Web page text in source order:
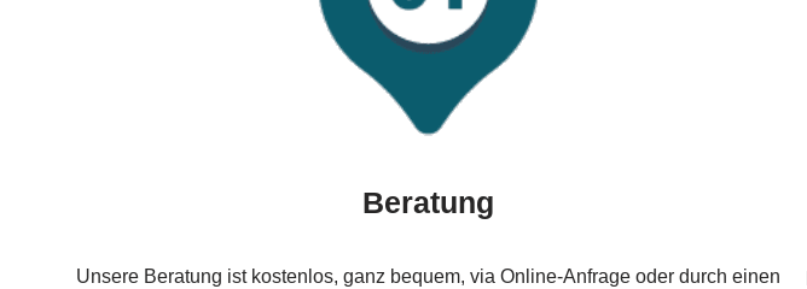
Beratung
Unsere Beratung ist kostenlos, ganz bequem, via Online-Anfrage oder durch einen